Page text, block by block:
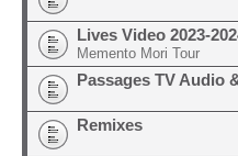
Lives Video 2023-
Memento Mori Tour
Passages TV Audio
Remixes